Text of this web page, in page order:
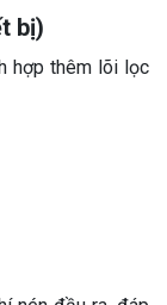
bị)
hợp thêm lõi lọc